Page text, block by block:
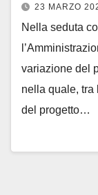
23 MARZO
Nella seduta
variazione del
nella quale, tra
del progetto…